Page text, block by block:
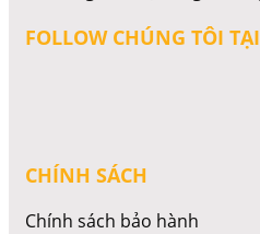
FOLLOW CHÚNG TÔI TẠI
CHÍNH SÁCH
Chính sách bảo hành